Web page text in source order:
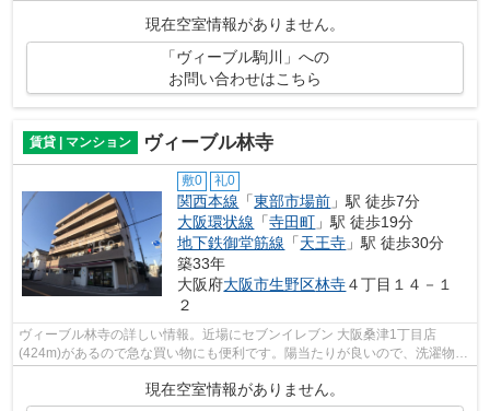
現在空室情報がありません。
「ヴィーブル駒川」への
お問い合わせはこちら
賃貸 | マンション ヴィーブル林寺
敷0 礼0
関西本線 「東部市場前 」駅 徒歩7分
大阪環状線 「寺田町 」駅 徒歩19分
地下鉄御堂筋線 「天王寺 」駅 徒歩30分
築33年
大阪府大阪市生野区林寺４丁目１４－１
２
ヴィーブル林寺の詳しい情報。近場にセブンイレブン 大阪桑津1丁目店
(424m)があるので急な買い物にも便利です。陽当たりが良いので、洗濯物も
早く乾きます。2駅利用ができるので電車の...
現在空室情報がありません。